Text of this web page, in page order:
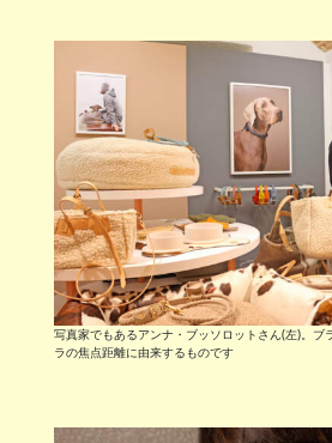
写真家でもあるアンナ・ブッソロットさん(左)。ブ
ラの焦点距離に由来するものです